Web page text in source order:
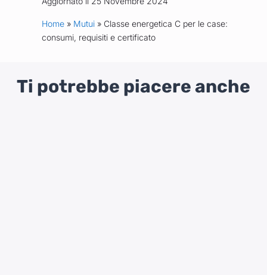
Home» Mutui» Classe energetica C per le case:
consumi, requisiti e certificato
Ti potrebbe piacere anche